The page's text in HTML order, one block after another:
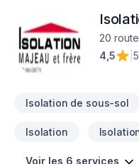
agents immobiliers. Nous
évaluer sur place vos
communiquer avec nous
20
4,5
Isolation de sous-sol
Isolation
Voir les 6 services